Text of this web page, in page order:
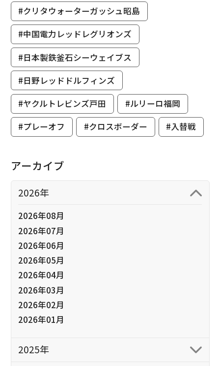
#クリタウォーターガッシュ昭島
#中国電力レッドレグリオンズ
#日本製鉄釜石シーウェイブス
#日野レッドドルフィンズ
#ヤクルトレビンズ戸田
#ルリーロ福岡
#プレーオフ
#クロスボーダー #入替戦
アーカイブ
2026年
2026年08月
2026年07月
2026年06月
2026年05月
2026年04月
2026年03月
2026年02月
2026年01月
2025年